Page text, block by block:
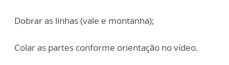
Dobrar as linhas (vale e montanha);
Colar as partes conforme orientação no vídeo.